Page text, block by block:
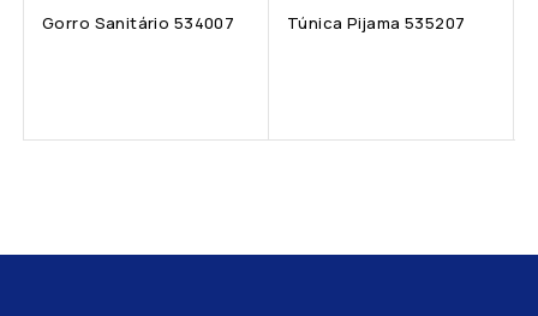
Gorro Sanitário 534007 Túnica Pijama 535207